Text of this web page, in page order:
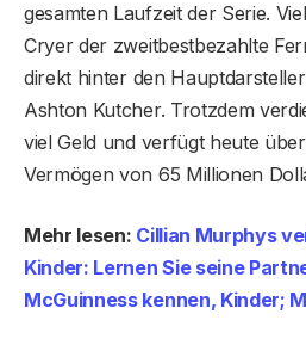
gesamten Laufzeit der Serie.
Cryer der zweitbestbezahlte
direkt hinter den
Ashton Kutcher. Trotzdem
viel Geld und verfügt heute
Vermögen von 65 Millionen
Mehr lesen: Cillian Murphys
Kinder: Lernen Sie seine
McGuinness kennen, Kinder;